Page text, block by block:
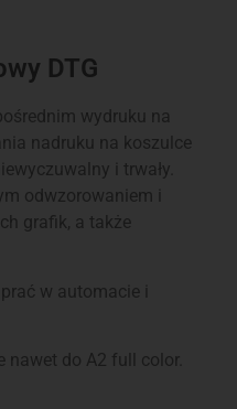
DTG
wydruku na
nadruku na koszulce
i trwały.
odwzorowaniem i
grafik, a także
w automacie i
nawet do A2 full color.